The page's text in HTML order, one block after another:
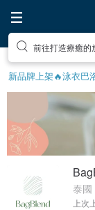
前往打造療癒的
新品牌上架🔥泳衣巴
泰
上次